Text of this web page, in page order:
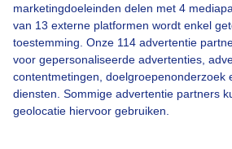
marketingdoeleinden delen met 4
van 13 externe platformen wordt enkel
toestemming. Onze 114 advertentie
voor gepersonaliseerde advertenties,
contentmetingen, doelgroepenonderzoek
diensten. Sommige advertentie partners
geolocatie hiervoor gebruiken.
Over Buienradar
Bedrijfsgegevens